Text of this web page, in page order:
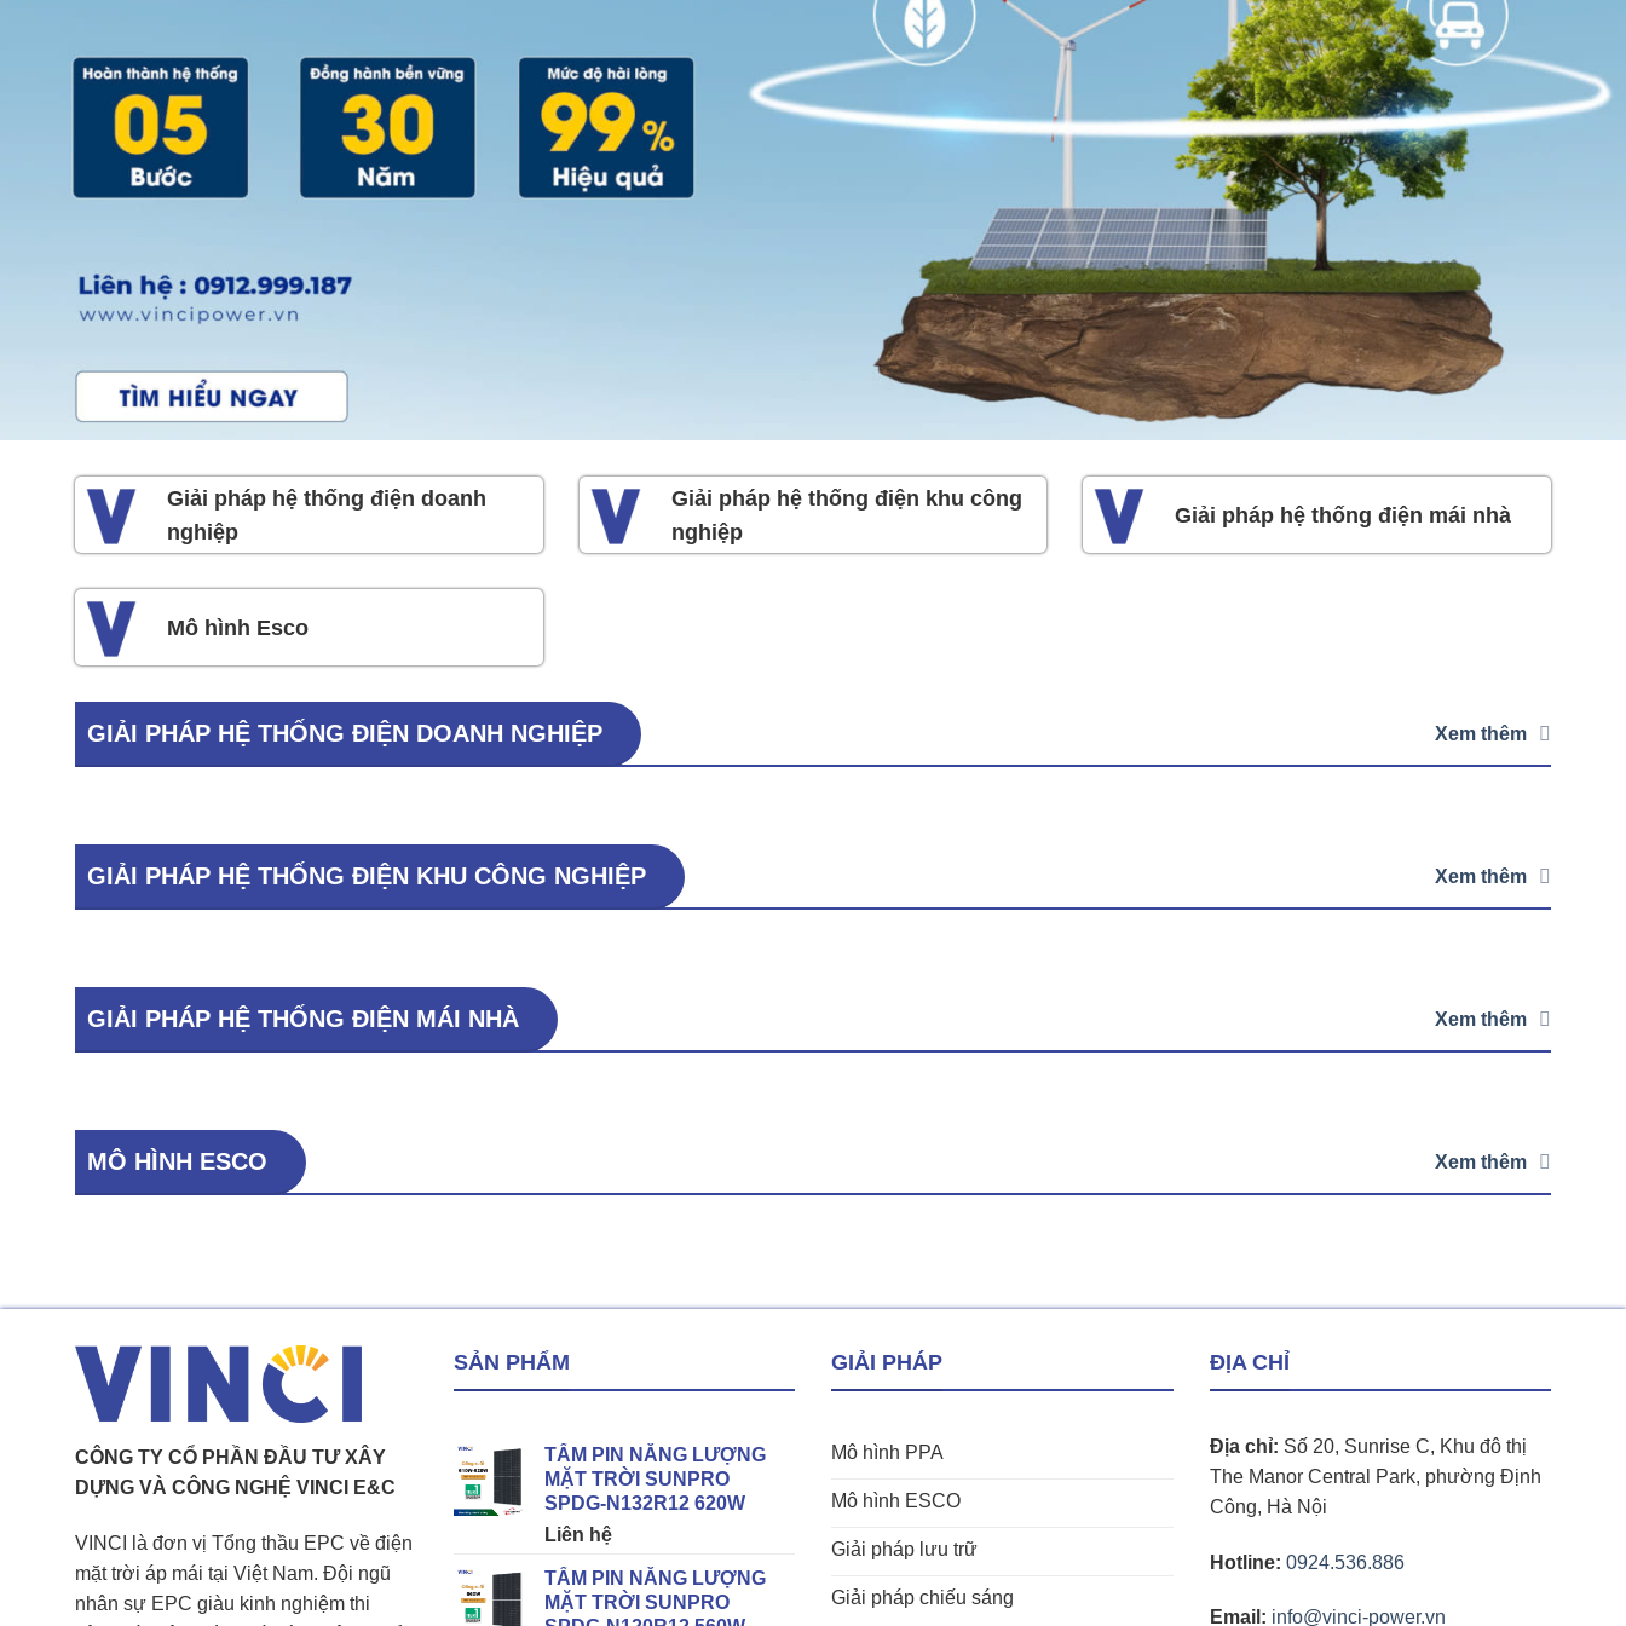
Giải pháp hệ thống điện doanh
nghiệp
Giải pháp hệ thống điện khu công
nghiệp
Giải pháp hệ thống điện mái nhà
Mô hình Esco
GIẢI PHÁP HỆ THỐNG ĐIỆN DOANH NGHIỆP Xem thêm
GIẢI PHÁP HỆ THỐNG ĐIỆN KHU CÔNG NGHIỆP Xem thêm
GIẢI PHÁP HỆ THỐNG ĐIỆN MÁI NHÀ Xem thêm
MÔ HÌNH ESCO Xem thêm
CÔNG TY CỔ PHẦN ĐẦU TƯ XÂY
DỰNG VÀ CÔNG NGHỆ VINCI E&C
VINCI là đơn vị Tổng thầu EPC về điện
mặt trời áp mái tại Việt Nam. Đội ngũ
nhân sự EPC giàu kinh nghiệm thi
SẢN PHẨM
TẤM PIN NĂNG LƯỢNG
MẶT TRỜI SUNPRO
SPDG-N132R12 620W
Liên hệ
TẤM PIN NĂNG LƯỢNG
MẶT TRỜI SUNPRO
GIẢI PHÁP
Mô hình PPA
Mô hình ESCO
Giải pháp lưu trữ
Giải pháp chiếu sáng
ĐỊA CHỈ
Địa chỉ: Số 20, Sunrise C, Khu đô thị
The Manor Central Park, phường Định
Công, Hà Nội
Hotline: 0924.536.886
Email: info@vinci-power.vn